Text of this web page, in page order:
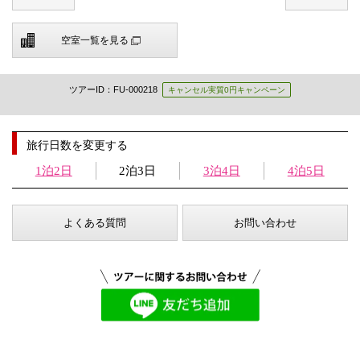
空室一覧を見る
ツアーID：FU-000218 キャンセル実質0円キャンペーン
旅行日数を変更する
1泊2日 2泊3日 3泊4日 4泊5日
よくある質問 お問い合わせ